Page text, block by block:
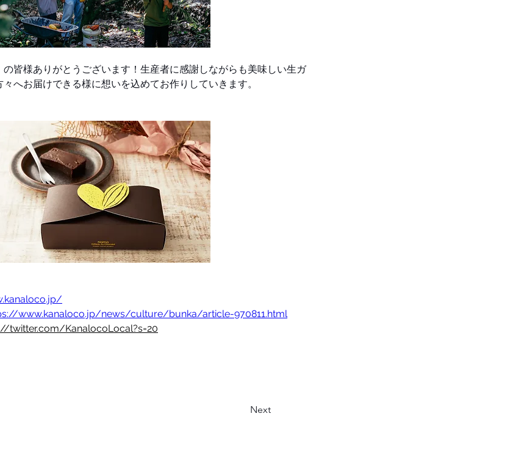
皆様ありがとうございます！生産者に感謝しながらも美味しい生ガ
々へお届けできる様に想いを込めてお作りしていきます。
www.kanaloco.jp/news/culture/bunka/article-970811.html
twitter.com/KanalocoLocal?s=20
Next